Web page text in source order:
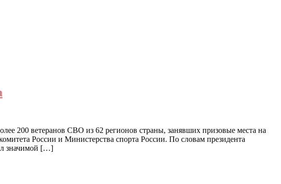
200 ветеранов СВО из 62 регионов страны, занявших призовые места на
России и Министерства спорта России. По словам президента
значимой […]